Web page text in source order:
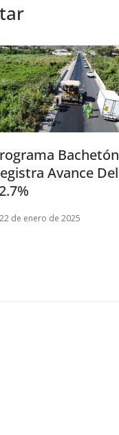
Bachetón
Avance Del
22 de enero de 2025